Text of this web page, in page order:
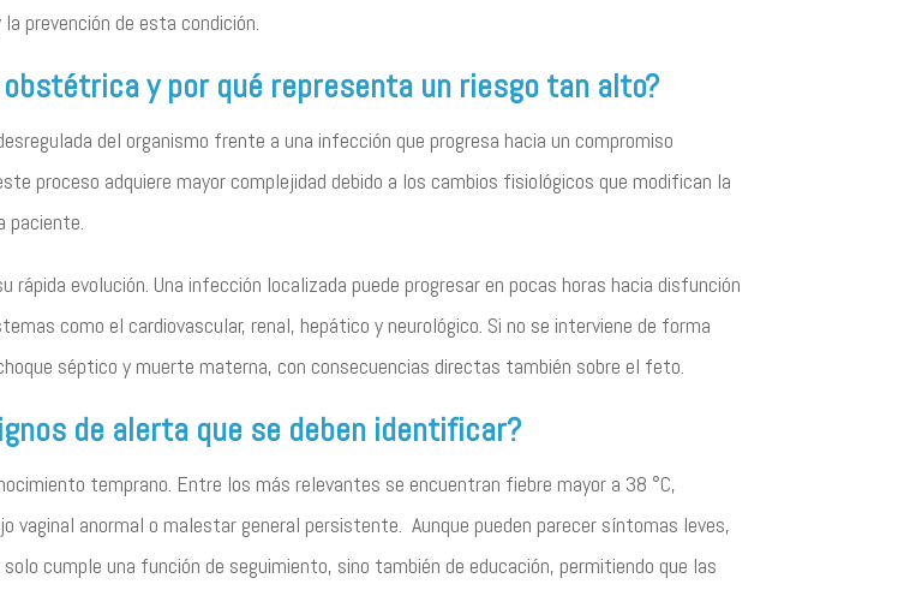
prevención de esta condición.
y por qué representa un riesgo tan alto?
del organismo frente a una infección que progresa hacia un compromiso
proceso adquiere mayor complejidad debido a los cambios fisiológicos que modifican la
paciente.
rápida evolución. Una infección localizada puede progresar en pocas horas hacia disfunción
como el cardiovascular, renal, hepático y neurológico. Si no se interviene de forma
séptico y muerte materna, con consecuencias directas también sobre el feto.
de alerta que se deben identificar?
temprano. Entre los más relevantes se encuentran fiebre mayor a 38 °C,
anormal o malestar general persistente. Aunque pueden parecer síntomas leves,
cumple una función de seguimiento, sino también de educación, permitiendo que las